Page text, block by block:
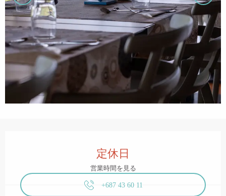
定休日
営業時間を見る
+687 43 60 11